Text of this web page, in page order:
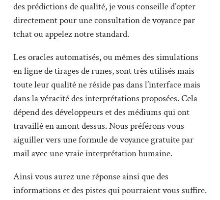
des prédictions de qualité, je vous conseille d’opter
directement pour une consultation de voyance par
tchat ou appelez notre standard.
Les oracles automatisés, ou mêmes des simulations
en ligne de tirages de runes, sont très utilisés mais
toute leur qualité ne réside pas dans l’interface mais
dans la véracité des interprétations proposées. Cela
dépend des développeurs et des médiums qui ont
travaillé en amont dessus. Nous préférons vous
aiguiller vers une formule de voyance gratuite par
mail avec une vraie interprétation humaine.
Ainsi vous aurez une réponse ainsi que des
informations et des pistes qui pourraient vous suffire.